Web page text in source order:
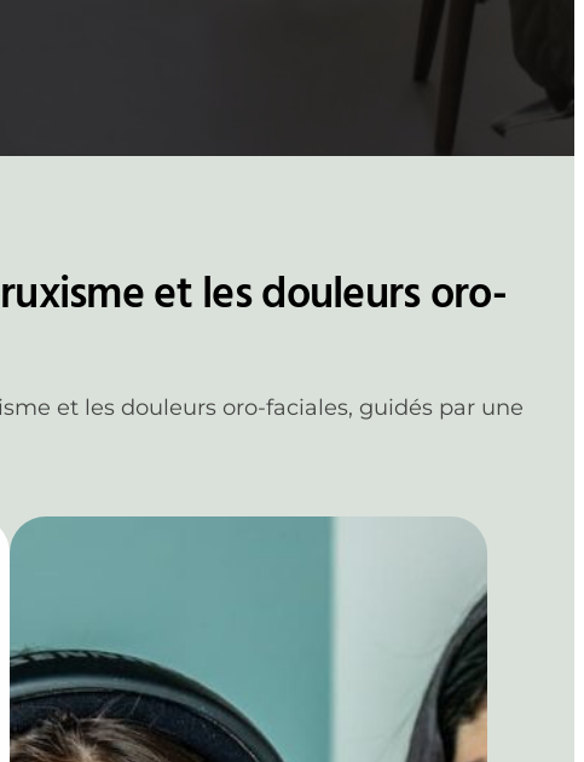
et les douleurs oro-
et les douleurs oro-faciales, guidés par une